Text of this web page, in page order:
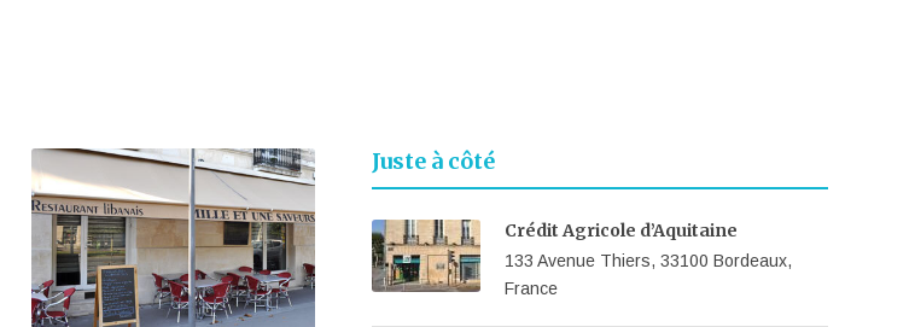
Juste à côté
Crédit Agricole d’Aquitaine
133 Avenue Thiers, 33100 Bordeaux,
France